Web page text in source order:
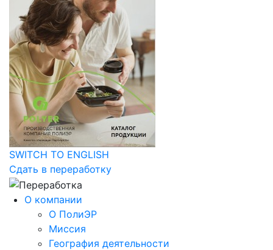
SWITCH TO ENGLISH
Сдать в переработку
О компании
О ПолиЭР
Миссия
География деятельности